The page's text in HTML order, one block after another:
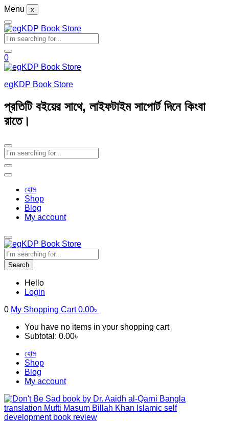
Menu x
0
egKDP Book Store
প্রতিটি বইয়ের সাথে, লাইফটাইম সাপোর্ট দিনে কিংবা
রাতে।
হোম
Shop
Blog
My account
Search
Hello
Login
0 My Shopping Cart0.00৳
You have no items in your shopping cart
Subtotal: 0.00৳
হোম
Shop
Blog
My account